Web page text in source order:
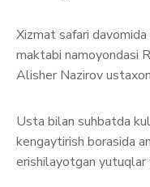
Xizmat safari
maktabi namoyondasi
Alisher Nazirov
Usta bilan suhbatda
kengaytirish borasida
erishilayotgan yutuqlar